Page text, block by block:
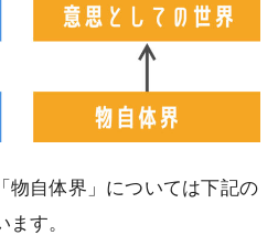
物自体界」については下記の
す。